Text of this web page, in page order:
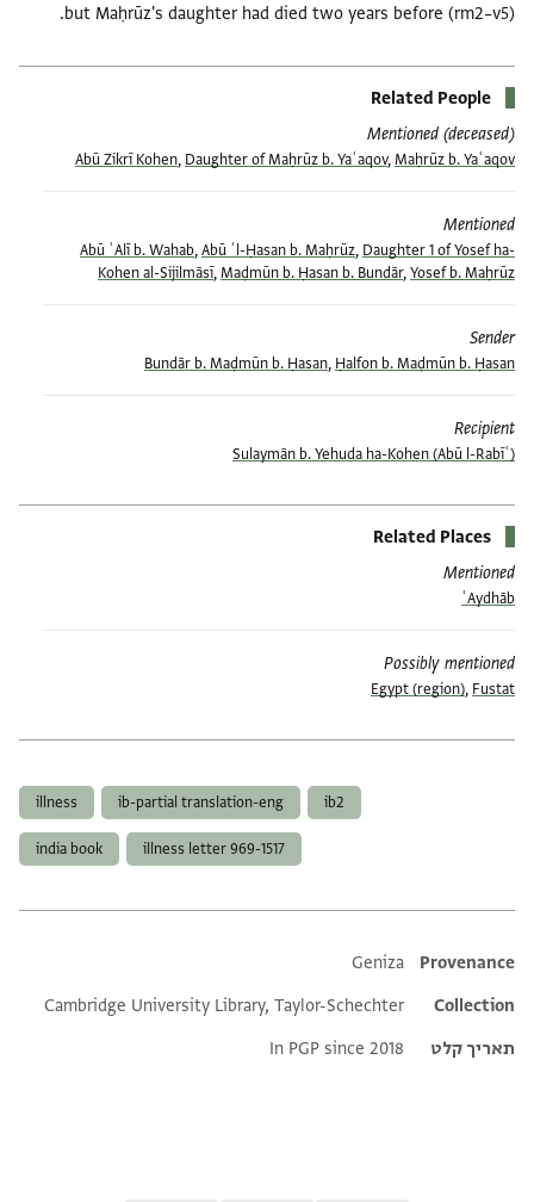
but Maḥrūz's daughter had died two years before (rm2–v5).
Related People
Mentioned (deceased)
Abū Zikrī Kohen ,Daughter of Maḥrūz b. Yaʿaqov,Maḥrūz b. Yaʿaqov
Mentioned
Abū ʿAlī b. Wahab,Abū ʾl-Ḥasan b. Maḥrūz ,Daughter 1 of Yosef ha-
Kohen al-Sijilmāsī,Maḍmūn b. Ḥasan b. Bundār,Yosef b. Maḥrūz
Sender
Bundār b. Maḍmūn b. Ḥasan ,Ḥalfon b. Maḍmūn b. Ḥasan
Recipient
(Abū l-Rabīʿ) Sulaymān b. Yehuda ha-Kohen
Related Places
Mentioned
ʿAydhāb
Possibly mentioned
Egypt (region) ,Fustat
ib2
ib-partial translation-eng
illness
illness letter 969-1517
india book
Additional metadata
Provenance
Geniza
Collection
Cambridge University Library, Taylor-Schechter
תאריך קלט
In PGP since 2018